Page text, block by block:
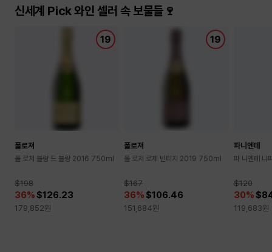
신세계 Pick 와인 셀러 속 보물들🍷
폴로져
폴 로저 블랑 드 블랑 2016 750ml
$198
36%$126.23
179,852원
폴로져
폴 로저 로제 빈티지 2019 750ml
$167
36%$106.46
151,684원
파니엔테
파 니엔테 나
$120
30%
119,683원